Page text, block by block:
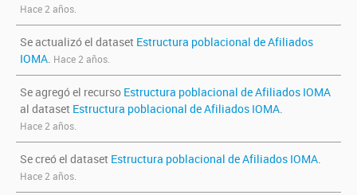
Hace 2 años.
Se actualizó el dataset Estructura poblacional de Afiliados
IOMA. Hace 2 años.
Se agregó el recurso Estructura poblacional de Afiliados IOMA
al dataset Estructura poblacional de Afiliados IOMA.
Hace 2 años.
Se creó el dataset Estructura poblacional de Afiliados IOMA.
Hace 2 años.